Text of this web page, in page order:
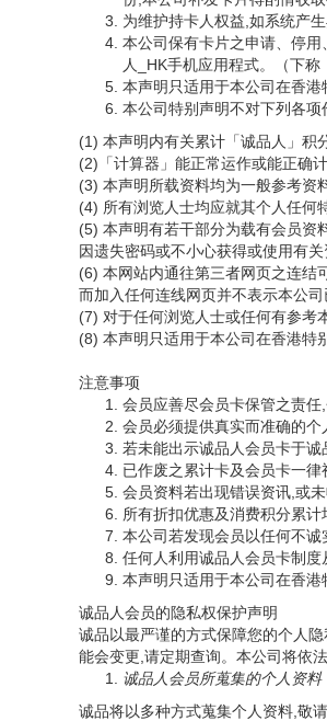
为维护持卡人权益,如系统产
本公司保有卡片之申请、停
人_HK手机应用程式。（下称
本声明只适用于本公司在香港
本公司特别声明不对下列各项
(1) 本声明内有关累计「诚品人」积
(2)「计算器」能正常运作或能正确
(3) 本声明所载资料均为一般参考资
(4) 所有浏览人士均应就其个人任何
(5) 本声明有若干部分为载有会员资
因遗失密码或不小心获得或使用有
(6) 本网站内通往第三者网页之连结
而加入任何连线网页并不表示本公司
(7) 对于任何浏览人士或任何有参考
(8) 本声明只适用于本公司在香港特
注意事项
会员应善尽会员卡保管之责任
会员必须提供真实而准确的
若未能出示诚品人会员卡于诚
已作废之累计卡及会员卡一律
会员资料若出现错误资讯,或
所有折扣优惠及消费积分累
本公司若发现会员以任何不
任何人利用诚品人会员卡制度
本声明只适用于本公司在香港
诚品人会员的隐私权保护声明
诚品以最严谨的方式保障您的个人
能会变更,请定期查询。本公司将依
诚品人会员所蒐集的个人资料
诚品将以多种方式蒐集个人资料,敬